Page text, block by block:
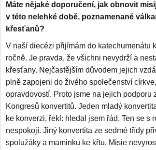
Máte nějaké doporučení, jak obnovit
v této nelehké době, poznamenané
křesťanů?
V naší diecézi přijímám do katechumenátu
ročně. Je pravda, že všichni nevydrží a
křesťany. Nejčastějším důvodem jejich
plně zapojeni do živého společenství
opravdovostí. Proto jsme na jejich podporu
Kongresů konvertitů. Jeden mladý
ke konverzi, řekl: hledal jsem řád. Ten se s
nespokojí. Jiný konvertita ze sedmé třídy
spolužáky a maminku ke křtu. Misie